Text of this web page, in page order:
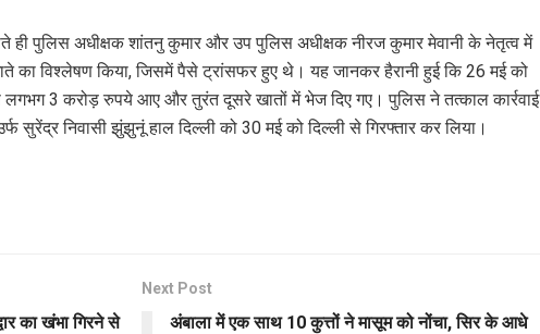
ही पुलिस अधीक्षक शांतनु कुमार और उप पुलिस अधीक्षक नीरज कुमार मेवानी के नेतृत्व में
विश्लेषण किया, जिसमें पैसे ट्रांसफर हुए थे। यह जानकर हैरानी हुई कि 26 मई को
लगभग 3 करोड़ रुपये आए और तुरंत दूसरे खातों में भेज दिए गए। पुलिस ने तत्काल कार्रवाई
सुरेंद्र निवासी झुंझुनूं हाल दिल्ली को 30 मई को दिल्ली से गिरफ्तार कर लिया।
का खंभा गिरने से
Next Post
अंबाला में एक साथ 10 कुत्तों ने मासूम को नोंचा, सिर के आधे